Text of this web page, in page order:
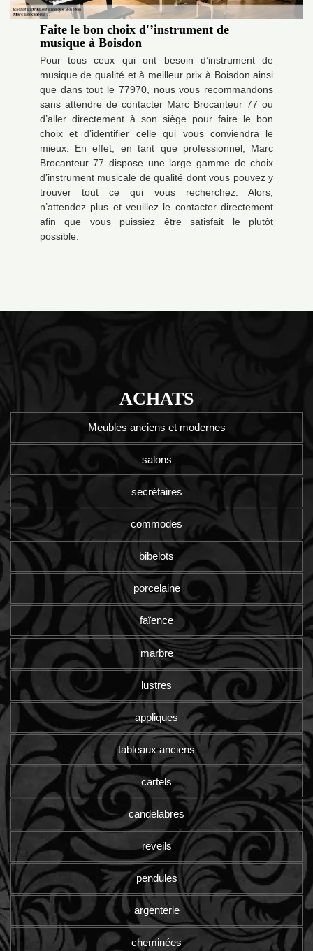
Faite le bon choix d'’instrument de
musique à Boisdon
Pour tous ceux qui ont besoin d’instrument de
musique de qualité et à meilleur prix à Boisdon ainsi
que dans tout le 77970, nous vous recommandons
sans attendre de contacter Marc Brocanteur 77 ou
d’aller directement à son siège pour faire le bon
choix et d’identifier celle qui vous conviendra le
mieux. En effet, en tant que professionnel, Marc
Brocanteur 77 dispose une large gamme de choix
d’instrument musicale de qualité dont vous pouvez y
trouver tout ce qui vous recherchez. Alors,
n’attendez plus et veuillez le contacter directement
afin que vous puissiez être satisfait le plutôt
possible.
ACHATS
Meubles anciens et modernes
salons
secrétaires
commodes
bibelots
porcelaine
faïence
marbre
lustres
appliques
tableaux anciens
cartels
candelabres
reveils
pendules
argenterie
cheminées